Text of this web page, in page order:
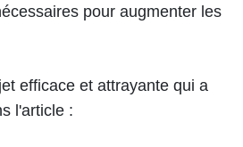
pour augmenter les
efficace et attrayante qui a
l'article :